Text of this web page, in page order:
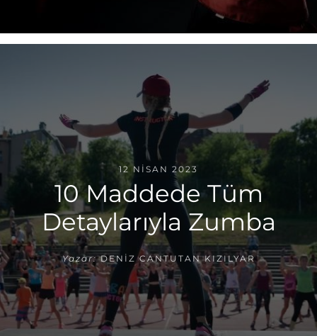
12 NISAN 2023
10 Maddede Tüm
Detaylarıyla Zumba
Yazar: DENIZ CANTUTAN KIZILYAR